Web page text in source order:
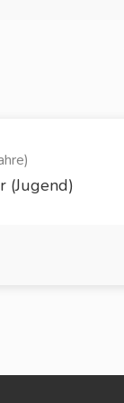
(Jugend)